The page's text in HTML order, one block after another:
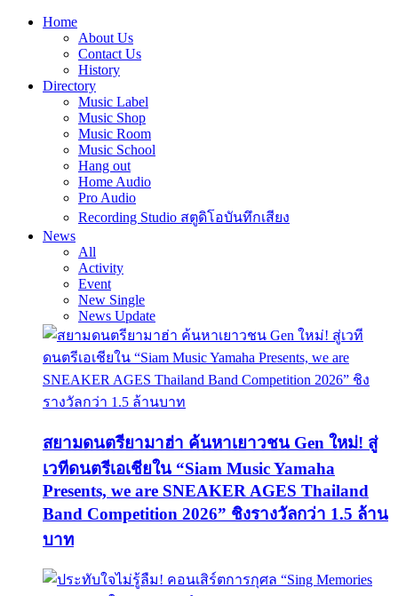
Home
About Us
Contact Us
History
Directory
Music Label
Music Shop
Music Room
Music School
Hang out
Home Audio
Pro Audio
Recording Studio สตูดิโอบันทึกเสียง
News
All
Activity
Event
New Single
News Update
สยามดนตรียามาฮ่า ค้นหาเยาวชน Gen ใหม่! สู่
เวทีดนตรีเอเชียใน “Siam Music Yamaha
Presents, we are SNEAKER AGES Thailand
Band Competition 2026” ชิงรางวัลกว่า 1.5 ล้าน
บาท